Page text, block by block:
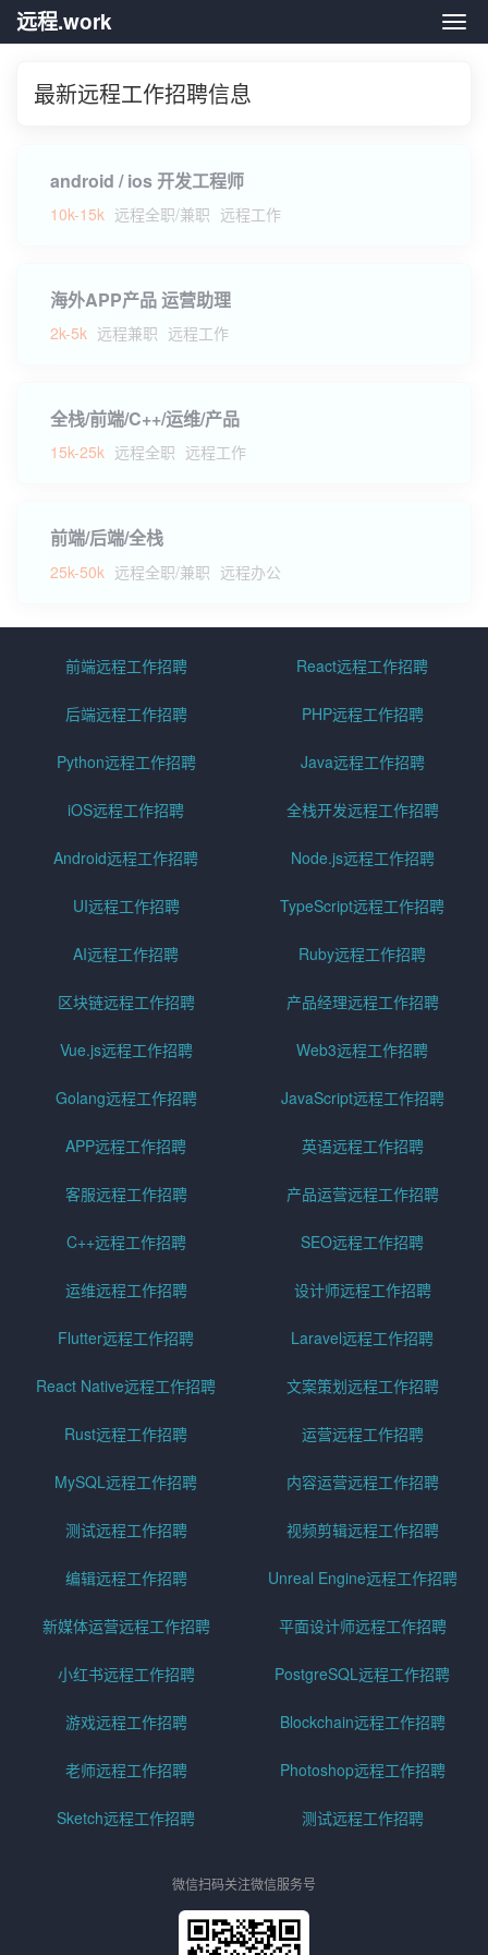
远
远程.work
最新远程工作招聘信息
android / ios 开发工程师
10k-15k 远程全职/兼职 远程工作
海外APP产品 运营助理
2k-5k 远程兼职 远程工作
全栈/前端/C++/运维/产品
15k-25k 远程全职 远程工作
前端/后端/全栈
25k-50k 远程全职/兼职 远程办公
前端远程工作招聘 React远程工作招聘
后端远程工作招聘 PHP远程工作招聘
Python远程工作招聘 Java远程工作招聘
iOS远程工作招聘 全栈开发远程工作招聘
Android远程工作招聘 Node.js远程工作招聘
UI远程工作招聘 TypeScript远程工作招聘
AI远程工作招聘 Ruby远程工作招聘
区块链远程工作招聘 产品经理远程工作招聘
Vue.js远程工作招聘 Web3远程工作招聘
Golang远程工作招聘 JavaScript远程工作招聘
APP远程工作招聘 英语远程工作招聘
客服远程工作招聘 产品运营远程工作招聘
C++远程工作招聘 SEO远程工作招聘
运维远程工作招聘 设计师远程工作招聘
Flutter远程工作招聘 Laravel远程工作招聘
React Native远程工作招聘 文案策划远程工作招聘
Rust远程工作招聘 运营远程工作招聘
MySQL远程工作招聘 内容运营远程工作招聘
测试远程工作招聘 视频剪辑远程工作招聘
编辑远程工作招聘 Unreal Engine远程工作招聘
新媒体运营远程工作招聘 平面设计师远程工作招聘
小红书远程工作招聘 PostgreSQL远程工作招聘
游戏远程工作招聘 Blockchain远程工作招聘
老师远程工作招聘 Photoshop远程工作招聘
Sketch远程工作招聘 测试远程工作招聘
微信扫码关注微信服务号